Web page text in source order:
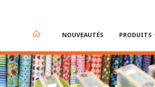
NOUVEAUTÉS
PRODUITS